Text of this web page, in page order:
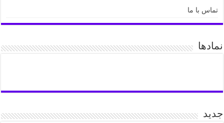
تماس با ما
نمادها
جدید